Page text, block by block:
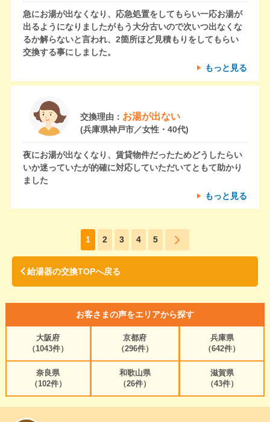
急にお湯が出なくなり、応急処置をしてもらい一応お湯が
出るようになりましたがもう大分古いので次いつ出なくな
るか解らないと言われ、2箇所ほど見積もりをしてもらい
交換する事にしました。
もっと見る
交換理由： お湯が出ない
(兵庫県神戸市／女性・40代)
夜にお湯が出なくなり、賃貸物件だったためどうしたらい
いか迷っていたが的確に対応していただいてともて助かり
ました
もっと見る
1 2 3 4 5
給湯器の交換TOPへ戻る
お客さまの声をエリアから探す
大阪府
（1043件）
京都府
（296件）
兵庫県
（642件）
奈良県
（102件）
和歌山県
（26件）
滋賀県
（43件）